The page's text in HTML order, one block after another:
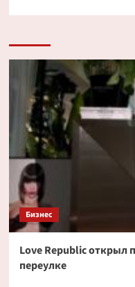
Бизнес
Love Republic открыл
переулке